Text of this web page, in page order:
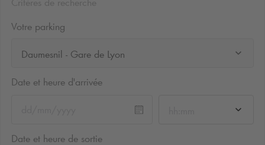
Votre parking
Daumesnil - Gare de Lyon
Date et heure d'arrivée
Date et heure de sortie